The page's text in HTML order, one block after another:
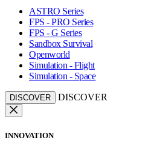
ASTRO Series
FPS - PRO Series
FPS - G Series
Sandbox Survival
Openworld
Simulation - Flight
Simulation - Space
DISCOVER DISCOVER
INNOVATION